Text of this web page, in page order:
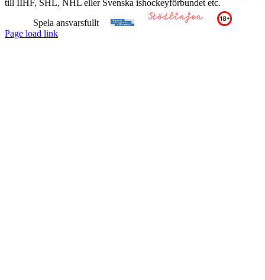
till IIHF, SHL, NHL eller Svenska ishockeyförbundet etc.
Spela ansvarsfullt
Page load link